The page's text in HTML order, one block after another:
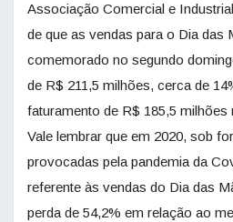
Associação Comercial e
de que as vendas para o Dia das
comemorado no segundo
de R$ 211,5 milhões, cerca de
faturamento de R$ 185,5 milhões
Vale lembrar que em 2020, sob
provocadas pela pandemia da
referente às vendas do Dia das
perda de 54,2% em relação ao